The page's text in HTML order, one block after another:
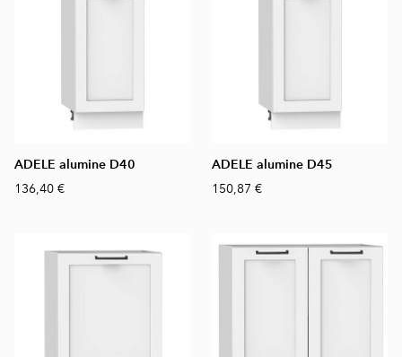
ADELE alumine D40
136,40 €
ADELE alumine D45
150,87 €